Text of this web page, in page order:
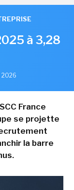
à 3,28
2026
France
se projette
la barre